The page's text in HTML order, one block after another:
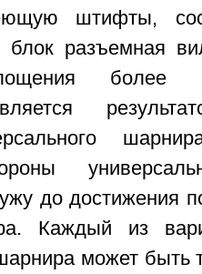
штифты,
разъемная
более
до достижения
Каждый из
может быть